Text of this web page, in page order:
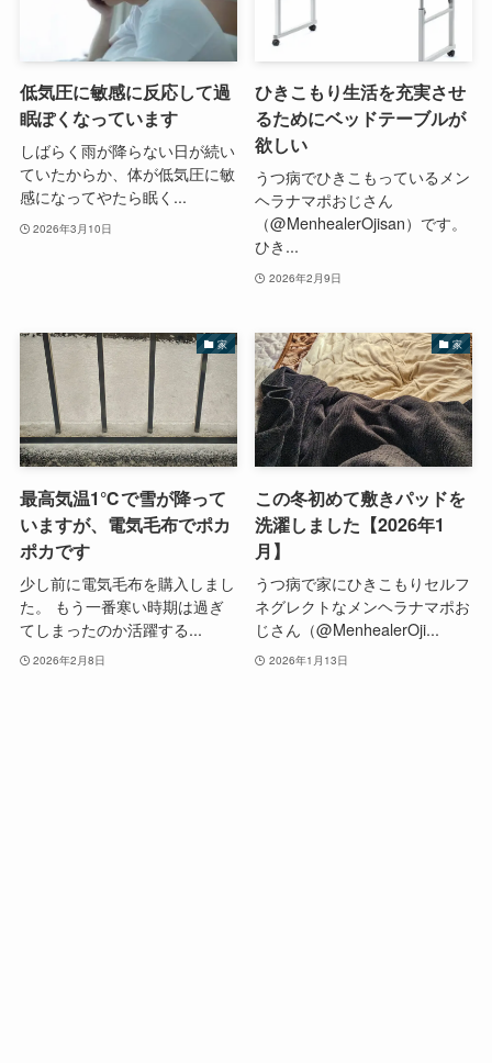
低気圧に敏感に反応して過
眠ぽくなっています
しばらく雨が降らない日が続い
ていたからか、体が低気圧に敏
感になってやたら眠く...
2026年3月10日
ひきこもり生活を充実させ
るためにベッドテーブルが
欲しい
うつ病でひきこもっているメン
ヘラナマポおじさん
（@MenhealerOjisan）です。
ひき...
2026年2月9日
家
最高気温1℃で雪が降って
いますが、電気毛布でポカ
ポカです
少し前に電気毛布を購入しまし
た。 もう一番寒い時期は過ぎ
てしまったのか活躍する...
2026年2月8日
家
この冬初めて敷きパッドを
洗濯しました【2026年1
月】
うつ病で家にひきこもりセルフ
ネグレクトなメンヘラナマポお
じさん（@MenhealerOji...
2026年1月13日